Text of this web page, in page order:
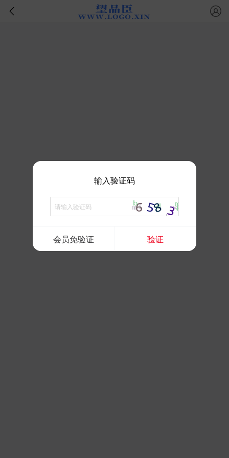
输入验证码
会员免验证 验证